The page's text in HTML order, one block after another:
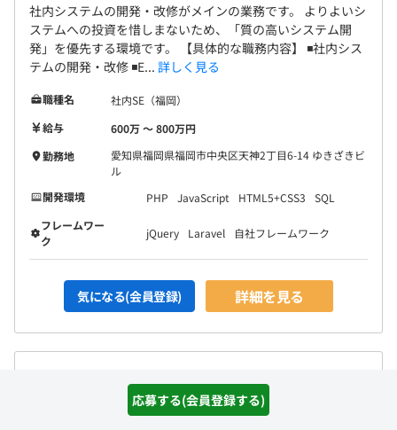
応募する(会員登録する)
社内システムの開発・改修がメインの業務です。 よりよいシ
ステムへの投資を惜しまないため、「質の高いシステム開
発」を優先する環境です。 【具体的な職務内容】 ◾️社内シス
テムの開発・改修 ◾️E... 詳しく見る
職種名
社内SE（福岡）
給与
600万 〜 800万円
勤務地
愛知県福岡県福岡市中央区天神2丁目6-14 ゆきざきビ
ル
開発環境
PHP JavaScript HTML5+CSS3
SQL
フレームワー
ク
jQuery Laravel 自社フレームワーク
気になる(会員登録) 詳細を見る
定企業で自社システムの要件定義から携わる